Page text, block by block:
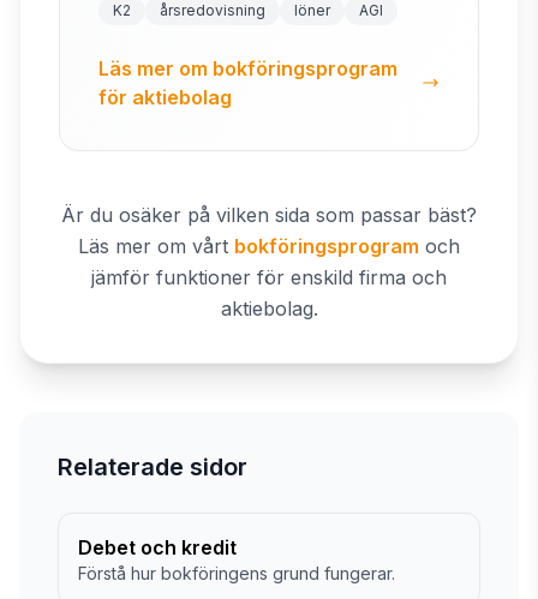
K2 årsredovisning löner AGI
Läs mer om bokföringsprogram
för aktiebolag
Är du osäker på vilken sida som passar bäst?
Läs mer om vårt bokföringsprogram och
jämför funktioner för enskild firma och
aktiebolag.
Relaterade sidor
Debet och kredit
Förstå hur bokföringens grund fungerar.